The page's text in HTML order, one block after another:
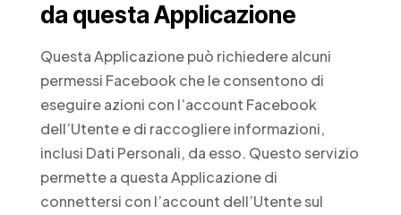
da questa Applicazione
Questa Applicazione può richiedere alcuni
permessi Facebook che le consentono di
eseguire azioni con l’account Facebook
dell’Utente e di raccogliere informazioni,
inclusi Dati Personali, da esso. Questo servizio
permette a questa Applicazione di
connettersi con l’account dell’Utente sul